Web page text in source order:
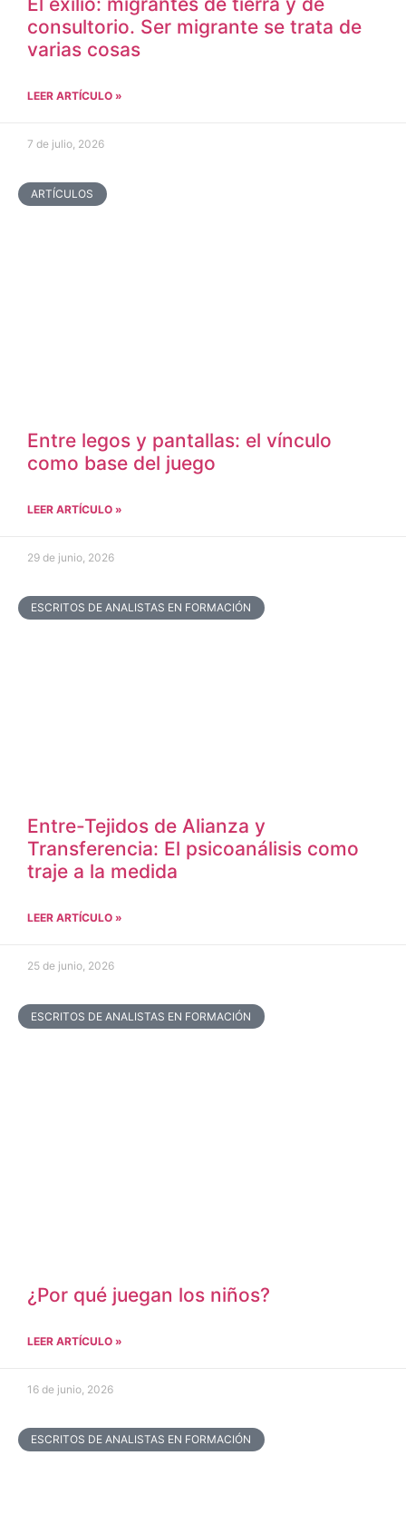
consultorio. Ser migrante se trata de
varias cosas
LEER ARTÍCULO »
7 de julio, 2026
ARTÍCULOS
Entre legos y pantallas: el vínculo
como base del juego
LEER ARTÍCULO »
29 de junio, 2026
ESCRITOS DE ANALISTAS EN FORMACIÓN
Entre-Tejidos de Alianza y
Transferencia: El psicoanálisis como
traje a la medida
LEER ARTÍCULO »
25 de junio, 2026
ESCRITOS DE ANALISTAS EN FORMACIÓN
¿Por qué juegan los niños?
LEER ARTÍCULO »
16 de junio, 2026
ESCRITOS DE ANALISTAS EN FORMACIÓN